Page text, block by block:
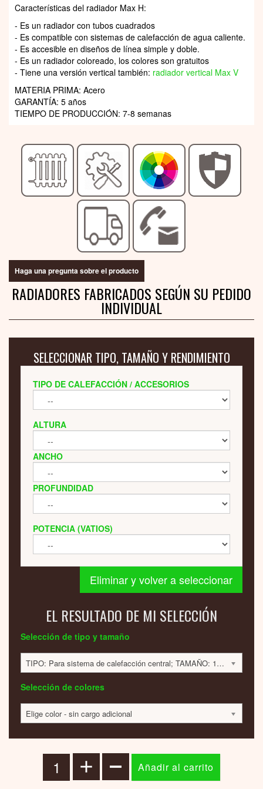
Características del radiador Max H:
- Es un radiador con tubos cuadrados
- Es compatible con sistemas de calefacción de agua caliente.
- Es accesible en diseños de línea simple y doble.
- Es un radiador coloreado, los colores son gratuitos
- Tiene una versión vertical también: radiador vertical Max V
MATERIA PRIMA: Acero
GARANTÍA: 5 años
TIEMPO DE PRODUCCIÓN: 7-8 semanas
Haga una pregunta sobre el producto
RADIADORES FABRICADOS SEGÚN SU PEDIDO
INDIVIDUAL
SELECCIONAR TIPO, TAMAÑO Y RENDIMIENTO
TIPO DE CALEFACCIÓN / ACCESORIOS
ALTURA
ANCHO
PROFUNDIDAD
POTENCIA (VATIOS)
Eliminar y volver a seleccionar
EL RESULTADO DE MI SELECCIÓN
Selección de tipo y tamaño
TIPO: Para sistema de calefacción central; TAMAÑO: 160x500x55mm; 104 VATIOS; 730 EUR
Selección de colores
Elige color - sin cargo adicional